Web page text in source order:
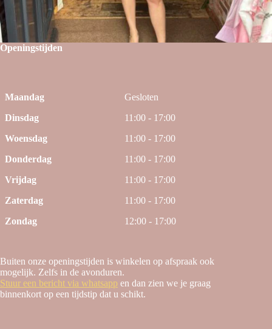
Openingstijden
Maandag
Gesloten
Dinsdag
11:00 - 17:00
Woensdag
11:00 - 17:00
Donderdag
11:00 - 17:00
Vrijdag
11:00 - 17:00
Zaterdag
11:00 - 17:00
Zondag
12:00 - 17:00
Buiten onze openingstijden is winkelen op afspraak ook
mogelijk. Zelfs in de avonduren.
Stuur een bericht via whatsapp en dan zien we je graag
binnenkort op een tijdstip dat u schikt.